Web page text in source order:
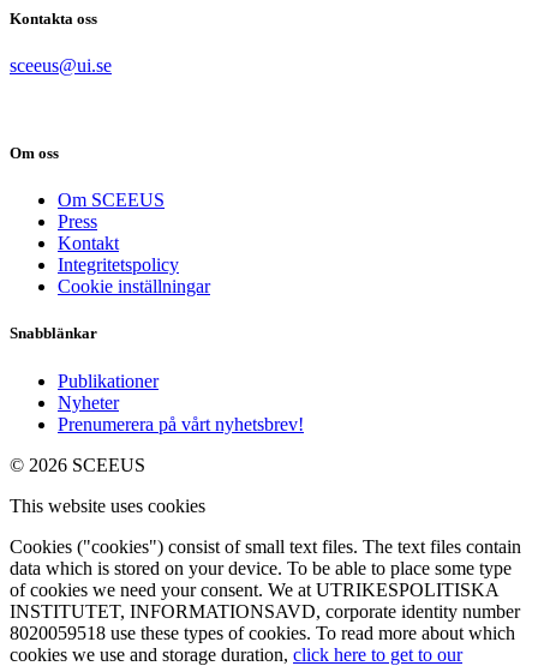
Kontakta oss
sceeus@ui.se
Om oss
Om SCEEUS
Press
Kontakt
Integritetspolicy
Cookie inställningar
Snabblänkar
Publikationer
Nyheter
Prenumerera på vårt nyhetsbrev!
© 2026 SCEEUS
This website uses cookies
Cookies ("cookies") consist of small text files. The text files contain
data which is stored on your device. To be able to place some type
of cookies we need your consent. We at UTRIKESPOLITISKA
INSTITUTET, INFORMATIONSAVD, corporate identity number
8020059518 use these types of cookies. To read more about which
cookies we use and storage duration, click here to get to our